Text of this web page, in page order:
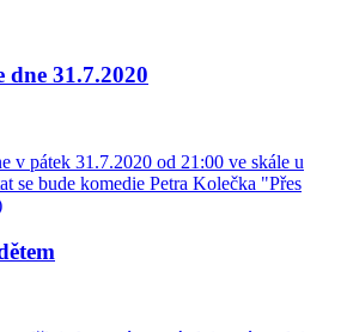
31.7.2020
v pátek 31.7.2020 od 21:00 ve skále u
se bude komedie Petra Kolečka "Přes